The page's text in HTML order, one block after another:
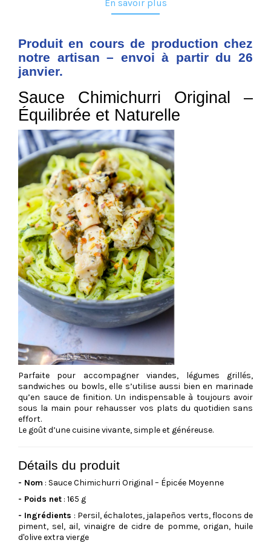
En savoir plus
Produit en cours de production chez
notre artisan – envoi à partir du 26
janvier.
Sauce Chimichurri Original –
Équilibrée et Naturelle
Parfaite pour accompagner viandes, légumes grillés,
sandwiches ou bowls, elle s’utilise aussi bien en marinade
qu’en sauce de finition. Un indispensable à toujours avoir
sous la main pour rehausser vos plats du quotidien sans
effort.
Le goût d’une cuisine vivante, simple et généreuse.
Détails du produit
- Nom : Sauce Chimichurri Original – Épicée Moyenne
- Poids net : 165 g
- Ingrédients : Persil, échalotes, jalapeños verts, flocons de
piment, sel, ail, vinaigre de cidre de pomme, origan, huile
d'olive extra vierge